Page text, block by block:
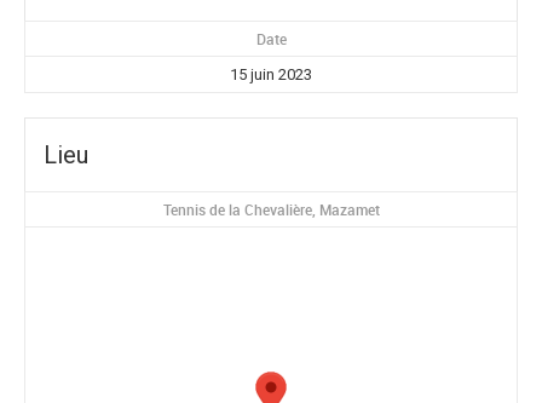
Date
15 juin 2023
Lieu
Tennis de la Chevalière, Mazamet